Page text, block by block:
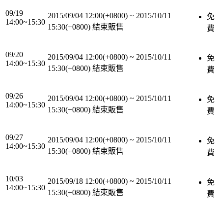
09/19
14:00~15:30
2015/09/04 12:00(+0800) ~ 2015/10/11
15:30(+0800) 結束販售
免
費
09/20
14:00~15:30
2015/09/04 12:00(+0800) ~ 2015/10/11
15:30(+0800) 結束販售
免
費
09/26
14:00~15:30
2015/09/04 12:00(+0800) ~ 2015/10/11
15:30(+0800) 結束販售
免
費
09/27
14:00~15:30
2015/09/04 12:00(+0800) ~ 2015/10/11
15:30(+0800) 結束販售
免
費
10/03
14:00~15:30
2015/09/18 12:00(+0800) ~ 2015/10/11
15:30(+0800) 結束販售
免
費